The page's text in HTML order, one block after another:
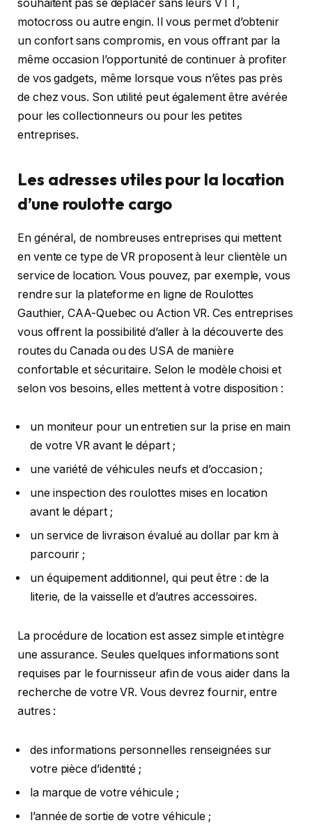
souhaitent pas se déplacer sans leurs VTT,
motocross ou autre engin. Il vous permet d’obtenir
un confort sans compromis, en vous offrant par la
même occasion l’opportunité de continuer à profiter
de vos gadgets, même lorsque vous n’êtes pas près
de chez vous. Son utilité peut également être avérée
pour les collectionneurs ou pour les petites
entreprises.
Les adresses utiles pour la location
d’une roulotte cargo
En général, de nombreuses entreprises qui mettent
en vente ce type de VR proposent à leur clientèle un
service de location. Vous pouvez, par exemple, vous
rendre sur la plateforme en ligne de Roulottes
Gauthier, CAA-Quebec ou Action VR. Ces entreprises
vous offrent la possibilité d’aller à la découverte des
routes du Canada ou des USA de manière
confortable et sécuritaire. Selon le modèle choisi et
selon vos besoins, elles mettent à votre disposition :
un moniteur pour un entretien sur la prise en main
de votre VR avant le départ ;
une variété de véhicules neufs et d’occasion ;
une inspection des roulottes mises en location
avant le départ ;
un service de livraison évalué au dollar par km à
parcourir ;
un équipement additionnel, qui peut être : de la
literie, de la vaisselle et d’autres accessoires.
La procédure de location est assez simple et intègre
une assurance. Seules quelques informations sont
requises par le fournisseur afin de vous aider dans la
recherche de votre VR. Vous devrez fournir, entre
autres :
des informations personnelles renseignées sur
votre pièce d’identité ;
la marque de votre véhicule ;
l’année de sortie de votre véhicule ;